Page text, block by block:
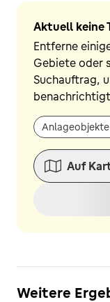
Aktuell keine
Entferne
Gebiete oder
Suchauftrag,
Anlageobjekte
Auf
Weitere